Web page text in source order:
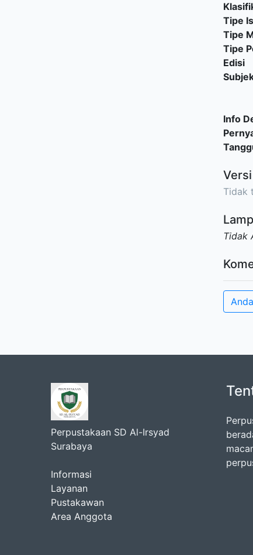
Tipe
Tipe
Tipe
Edisi
Info
Tidak
Tidak
Perpustakaan SD Al-Irsyad
Surabaya
Informasi
Layanan
Pustakawan
Area Anggota